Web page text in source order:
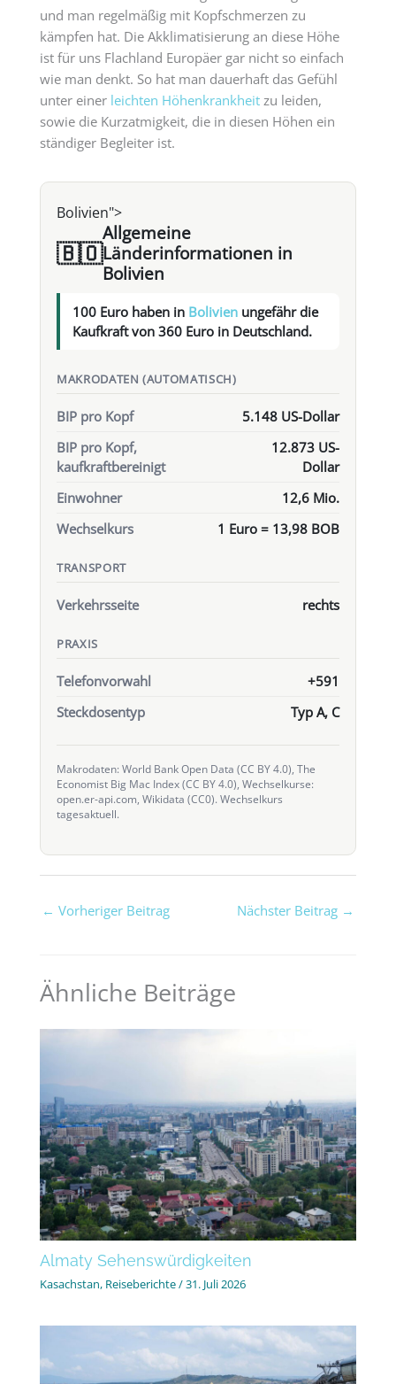
und man regelmäßig mit Kopfschmerzen zu
kämpfen hat. Die Akklimatisierung an diese Höhe
ist für uns Flachland Europäer gar nicht so einfach
wie man denkt. So hat man dauerhaft das Gefühl
unter einer leichten Höhenkrankheit zu leiden,
sowie die Kurzatmigkeit, die in diesen Höhen ein
ständiger Begleiter ist.
Bolivien">
🇧🇴
Allgemeine
Länderinformationen in
Bolivien
100 Euro haben in Bolivien ungefähr die
Kaufkraft von 360 Euro in Deutschland.
MAKRODATEN (AUTOMATISCH)
BIP pro Kopf
5.148 US-Dollar
BIP pro Kopf,
kaufkraftbereinigt
12.873 US-
Dollar
Einwohner
12,6 Mio.
Wechselkurs
1 Euro = 13,98 BOB
TRANSPORT
Verkehrsseite rechts
PRAXIS
Telefonvorwahl
+591
Steckdosentyp
Typ A, C
Makrodaten: World Bank Open Data (CC BY 4.0), The
Economist Big Mac Index (CC BY 4.0), Wechselkurse:
open.er-api.com, Wikidata (CC0). Wechselkurs
tagesaktuell.
← Vorheriger Beitrag Nächster Beitrag →
Ähnliche Beiträge
Almaty Sehenswürdigkeiten
Kasachstan, Reiseberichte/31. Juli 2026